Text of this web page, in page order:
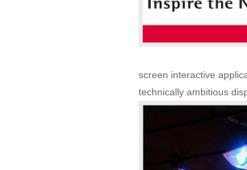
screen interactive
technically ambitious